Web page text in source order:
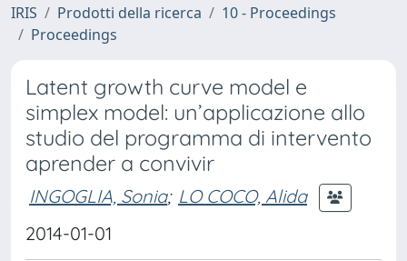
IRIS Prodotti della ricerca
10 - Proceedings
Proceedings
Latent growth curve model e
simplex model: un’applicazione allo
studio del programma di intervento
aprender a convivir
INGOGLIA, Sonia; LO COCO, Alida
2014-01-01